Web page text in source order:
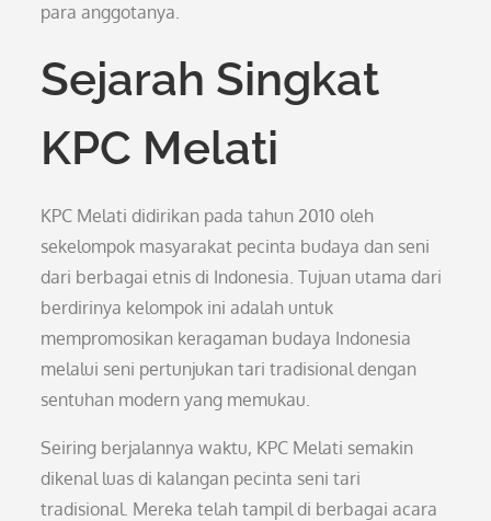
para anggotanya.
Sejarah Singkat
KPC Melati
KPC Melati didirikan pada tahun 2010 oleh
sekelompok masyarakat pecinta budaya dan seni
dari berbagai etnis di Indonesia. Tujuan utama dari
berdirinya kelompok ini adalah untuk
mempromosikan keragaman budaya Indonesia
melalui seni pertunjukan tari tradisional dengan
sentuhan modern yang memukau.
Seiring berjalannya waktu, KPC Melati semakin
dikenal luas di kalangan pecinta seni tari
tradisional. Mereka telah tampil di berbagai acara